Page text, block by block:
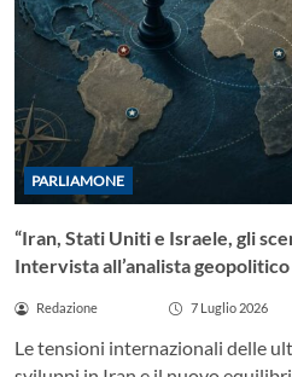
PARLIAMONE
“Iran, Stati Uniti e Israele, gli
Intervista all’analista
Redazione 7 Luglio 2026
Le tensioni internazionali delle